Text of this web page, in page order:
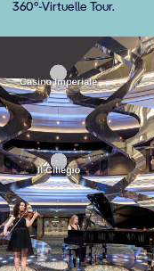
360°-Virtuelle Tour.